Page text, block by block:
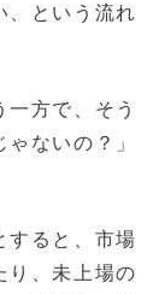
、という流れ
方で、そう
ないの？」
すると、市場
り、未上場の